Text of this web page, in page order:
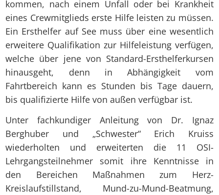
kommen, nach einem Unfall oder bei Krankheit
eines Crewmitglieds erste Hilfe leisten zu müssen.
Ein Ersthelfer auf See muss über eine wesentlich
erweitere Qualifikation zur Hilfeleistung verfügen,
welche über jene von Standard-Ersthelferkursen
hinausgeht, denn in Abhängigkeit vom
Fahrtbereich kann es Stunden bis Tage dauern,
bis qualifizierte Hilfe von außen verfügbar ist.
Unter fachkundiger Anleitung von Dr. Ignaz
Berghuber und „Schwester“ Erich Kruiss
wiederholten und erweiterten die 11 OSI-
Lehrgangsteilnehmer somit ihre Kenntnisse in
den Bereichen Maßnahmen zum Herz-
Kreislaufstillstand, Mund-zu-Mund-Beatmung,